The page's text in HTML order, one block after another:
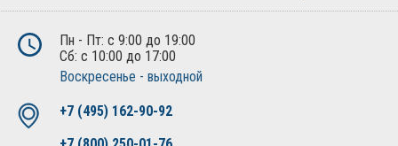
Пн - Пт: с 9:00 до 19:00
Сб: с 10:00 до 17:00
Воскресенье - выходной
+7 (495) 162-90-92